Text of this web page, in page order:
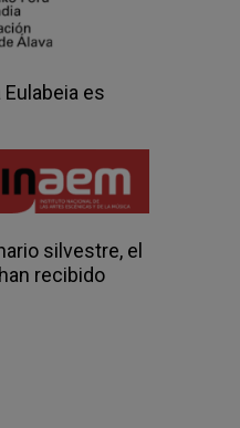
es
silvestre, el
recibido